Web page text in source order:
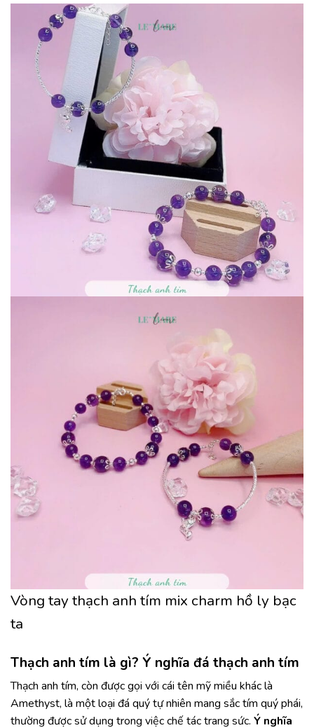
Vòng tay thạch anh tím mix charm hồ ly bạc
ta
Thạch anh tím là gì? Ý nghĩa đá thạch anh tím
Thạch anh tím, còn được gọi với cái tên mỹ miều khác là
Amethyst, là một loại đá quý tự nhiên mang sắc tím quý phái,
thường được sử dụng trong việc chế tác trang sức. Ý nghĩa